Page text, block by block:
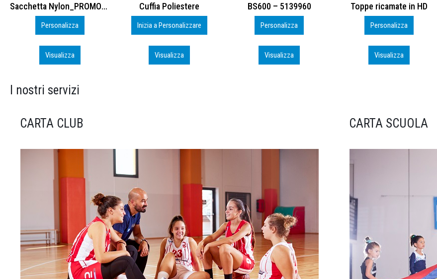
Cuffia Poliestere
Inizia a Personalizzare
Visualizza
BS600 – 5139960
Personalizza
Visualizza
Toppe ricamate in HD
Personalizza
Visualizza
KIT CAMP 100 2026_perso
Personalizza
Visualizza
I nostri servizi
CARTA CLUB CARTA SCUOLA